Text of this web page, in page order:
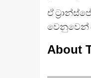
ඒ
වෙනුවෙන්
About